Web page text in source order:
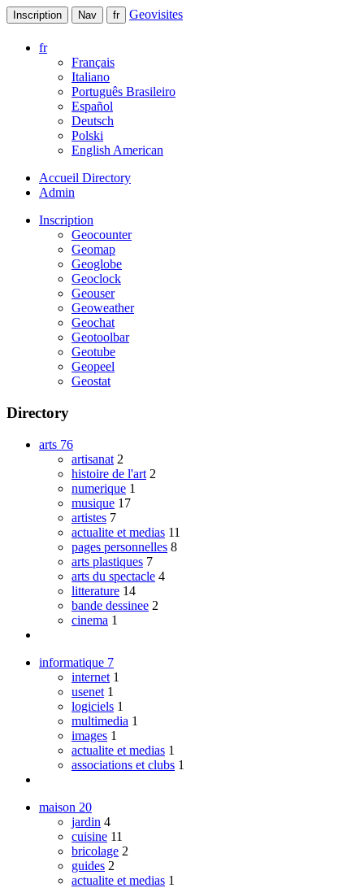
Inscription Nav fr Geovisites
fr
Français
Italiano
Português Brasileiro
Español
Deutsch
Polski
English American
Accueil Directory
Admin
Inscription
Geocounter
Geomap
Geoglobe
Geoclock
Geouser
Geoweather
Geochat
Geotoolbar
Geotube
Geopeel
Geostat
Directory
arts 76
artisanat 2
histoire de l'art 2
numerique 1
musique 17
artistes 7
actualite et medias 11
pages personnelles 8
arts plastiques 7
arts du spectacle 4
litterature 14
bande dessinee 2
cinema 1
informatique 7
internet 1
usenet 1
logiciels 1
multimedia 1
images 1
actualite et medias 1
associations et clubs 1
maison 20
jardin 4
cuisine 11
bricolage 2
guides 2
actualite et medias 1